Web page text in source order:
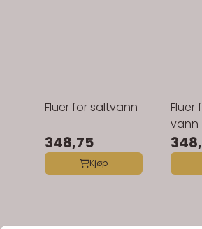
Fluer for saltvann
348,75
Kjøp
Fluer
vann